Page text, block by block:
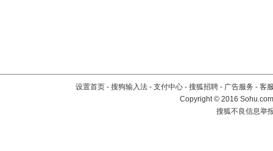
设置首页 - 搜狗输入法 - 支付中心 - 搜狐招聘 - 广告服务 - 客
Copyright©2016
搜狐不良信息举